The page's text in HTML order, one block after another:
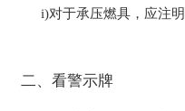
i)对于承压燃具，应注明
二、看警示牌